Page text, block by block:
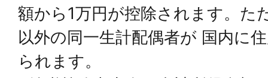
額から1万円が控除されます。た
以外の同一生計配偶者が 国内に
られます。